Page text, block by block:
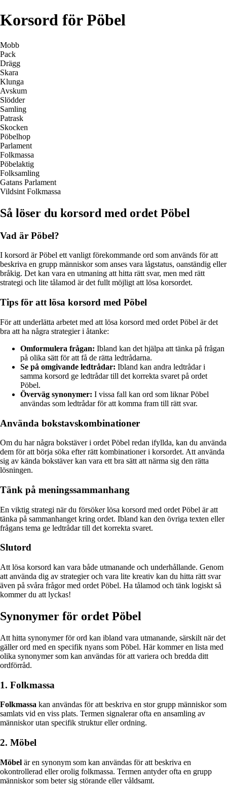
Korsord för Pöbel
Mobb
Pack
Drägg
Skara
Klunga
Avskum
Slödder
Samling
Patrask
Skocken
Pöbelhop
Parlament
Folkmassa
Pöbelaktig
Folksamling
Gatans Parlament
Vildsint Folkmassa
Så löser du korsord med ordet Pöbel
Vad är Pöbel?
I korsord är Pöbel ett vanligt förekommande ord som används för att
beskriva en grupp människor som anses vara lågstatus, oanständig eller
bråkig. Det kan vara en utmaning att hitta rätt svar, men med rätt
strategi och lite tålamod är det fullt möjligt att lösa korsordet.
Tips för att lösa korsord med Pöbel
För att underlätta arbetet med att lösa korsord med ordet Pöbel är det
bra att ha några strategier i åtanke:
Omformulera frågan: Ibland kan det hjälpa att tänka på frågan
på olika sätt för att få de rätta ledtrådarna.
Se på omgivande ledtrådar: Ibland kan andra ledtrådar i
samma korsord ge ledtrådar till det korrekta svaret på ordet
Pöbel.
Överväg synonymer: I vissa fall kan ord som liknar Pöbel
användas som ledtrådar för att komma fram till rätt svar.
Använda bokstavskombinationer
Om du har några bokstäver i ordet Pöbel redan ifyllda, kan du använda
dem för att börja söka efter rätt kombinationer i korsordet. Att använda
sig av kända bokstäver kan vara ett bra sätt att närma sig den rätta
lösningen.
Tänk på meningssammanhang
En viktig strategi när du försöker lösa korsord med ordet Pöbel är att
tänka på sammanhanget kring ordet. Ibland kan den övriga texten eller
frågans tema ge ledtrådar till det korrekta svaret.
Slutord
Att lösa korsord kan vara både utmanande och underhållande. Genom
att använda dig av strategier och vara lite kreativ kan du hitta rätt svar
även på svåra frågor med ordet Pöbel. Ha tålamod och tänk logiskt så
kommer du att lyckas!
Synonymer för ordet Pöbel
Att hitta synonymer för ord kan ibland vara utmanande, särskilt när det
gäller ord med en specifik nyans som Pöbel. Här kommer en lista med
olika synonymer som kan användas för att variera och bredda ditt
ordförråd.
1. Folkmassa
Folkmassa kan användas för att beskriva en stor grupp människor som
samlats vid en viss plats. Termen signalerar ofta en ansamling av
människor utan specifik struktur eller ordning.
2. Möbel
Möbel är en synonym som kan användas för att beskriva en
okontrollerad eller orolig folkmassa. Termen antyder ofta en grupp
människor som beter sig störande eller våldsamt.